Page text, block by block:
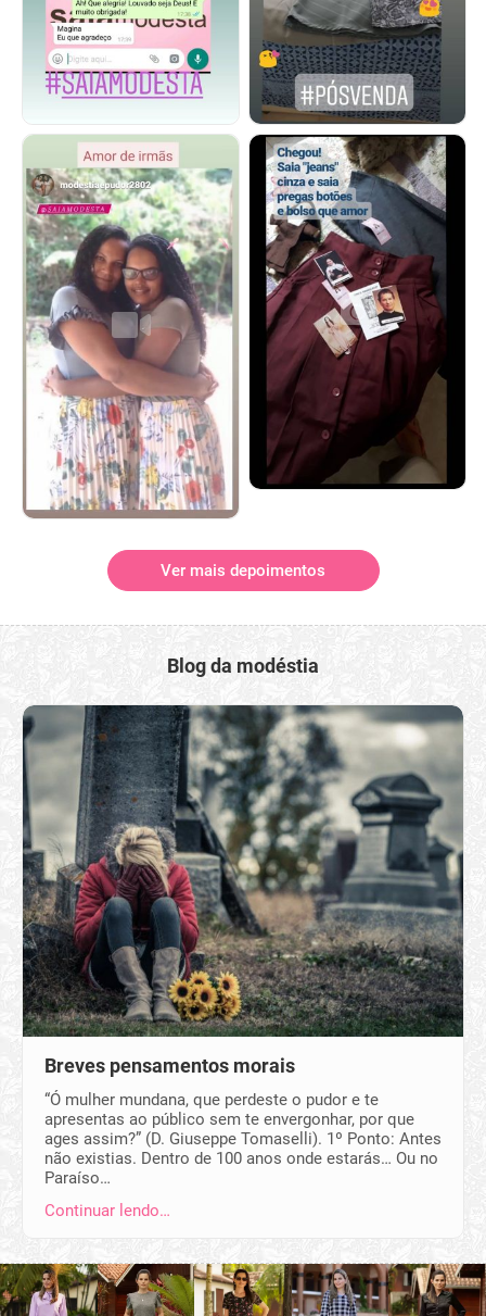
Ver mais depoimentos
Blog da modéstia
Breves pensamentos morais
“Ó mulher mundana, que perdeste o pudor e te
apresentas ao público sem te envergonhar, por que
ages assim?” (D. Giuseppe Tomaselli). 1º Ponto: Antes
não existias. Dentro de 100 anos onde estarás… Ou no
Paraíso…
Continuar lendo…